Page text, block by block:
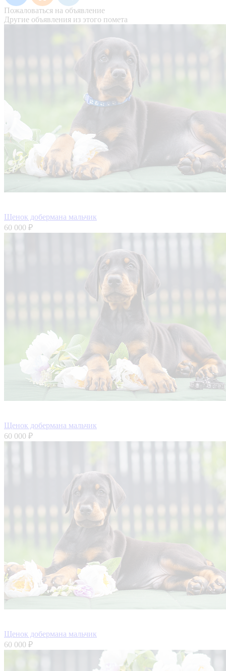
Пожаловаться на объявление
Другие объявления из этого помета
Щенок добермана мальчик
60 000 ₽
Щенок добермана мальчик
60 000 ₽
Щенок добермана мальчик
60 000 ₽